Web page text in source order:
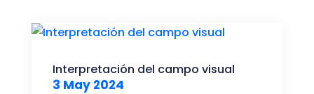
Interpretación del campo visual
3 May 2024